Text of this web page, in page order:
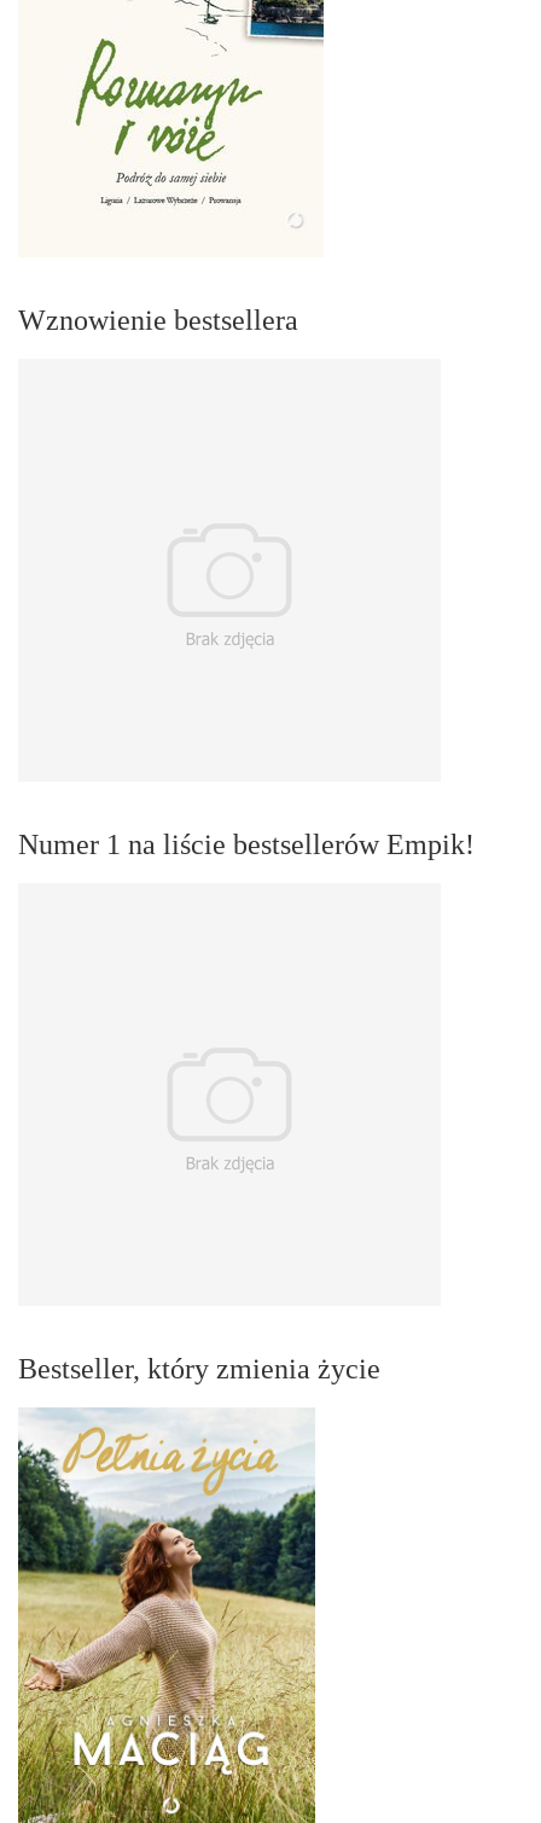
Wznowienie bestsellera
Numer 1 na liście bestsellerów Empik!
Bestseller, który zmienia życie